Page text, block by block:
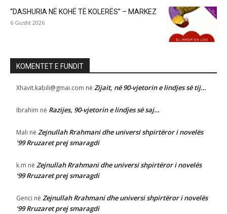
“DASHURIA NË KOHË TË KOLERËS” – MARKEZ
6 Gusht 2026
KOMENTET E FUNDIT
Xhavit.kabili@gmai.com në Zijait, në 90-vjetorin e lindjes së tij…
Ibrahim në Razijes, 90-vjetorin e lindjes së saj…
Mali në Zejnullah Rrahmani dhe universi shpirtëror i novelës
‘99 Rruzaret prej smaragdi
k.m në Zejnullah Rrahmani dhe universi shpirtëror i novelës
‘99 Rruzaret prej smaragdi
Genci në Zejnullah Rrahmani dhe universi shpirtëror i novelës
‘99 Rruzaret prej smaragdi